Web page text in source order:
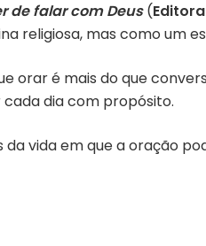
de falar com Deus(
religiosa, mas como um
orar é mais do que
dia com propósito.
vida em que a oração